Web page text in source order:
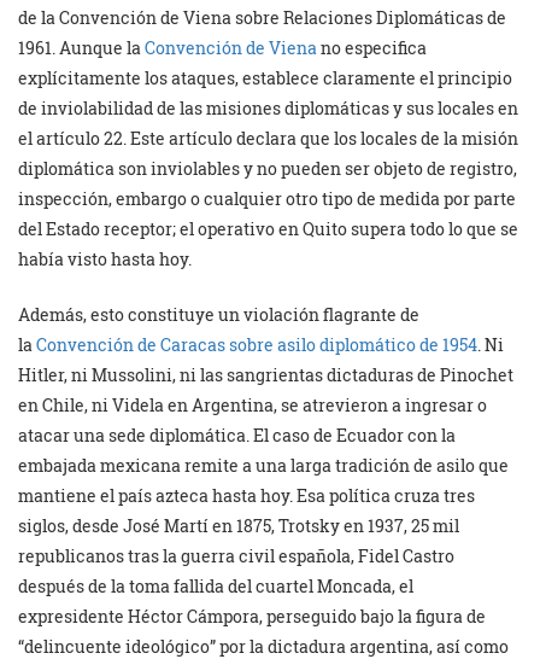
de la Convención de Viena sobre Relaciones Diplomáticas de
1961. Aunque la Convención de Viena no especifica
explícitamente los ataques, establece claramente el principio
de inviolabilidad de las misiones diplomáticas y sus locales en
el artículo 22. Este artículo declara que los locales de la misión
diplomática son inviolables y no pueden ser objeto de registro,
inspección, embargo o cualquier otro tipo de medida por parte
del Estado receptor; el operativo en Quito supera todo lo que se
había visto hasta hoy.
Además, esto constituye un violación flagrante de
la Convención de Caracas sobre asilo diplomático de 1954 . Ni
Hitler, ni Mussolini, ni las sangrientas dictaduras de Pinochet
en Chile, ni Videla en Argentina, se atrevieron a ingresar o
atacar una sede diplomática. El caso de Ecuador con la
embajada mexicana remite a una larga tradición de asilo que
mantiene el país azteca hasta hoy. Esa política cruza tres
siglos, desde José Martí en 1875, Trotsky en 1937, 25 mil
republicanos tras la guerra civil española, Fidel Castro
después de la toma fallida del cuartel Moncada, el
expresidente Héctor Cámpora, perseguido bajo la figura de
“delincuente ideológico” por la dictadura argentina, así como